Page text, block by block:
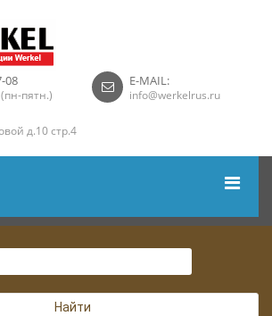
08
пятн.)
E-MAIL:
info@werkelrus.ru
д.10 стр.4
Найти